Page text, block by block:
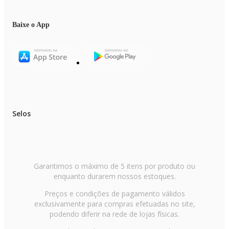
Baixe o App
Selos
Garantimos o máximo de 5 itens por produto ou
enquanto durarem nossos estoques.
Preços e condições de pagamento válidos
exclusivamente para compras efetuadas no site,
podendo diferir na rede de lojas físicas.